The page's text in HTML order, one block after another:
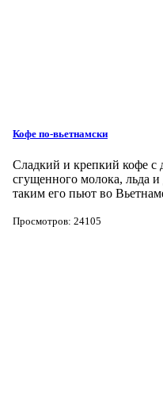
Кофе по-вьетнамски
Сладкий и крепкий кофе с
сгущенного молока, льда
таким его пьют во
Просмотров: 24105